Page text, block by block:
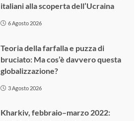
italiani alla scoperta dell’Ucraina
6 Agosto 2026
Teoria della farfalla e puzza di
bruciato: Ma cos’è davvero questa
globalizzazione?
3 Agosto 2026
Kharkiv, febbraio–marzo 2022: